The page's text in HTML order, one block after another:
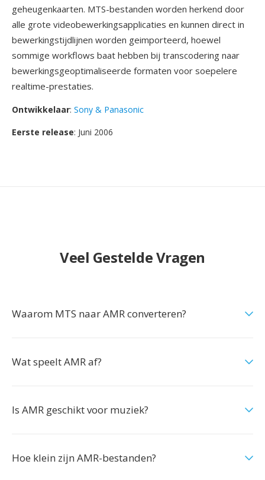
geheugenkaarten. MTS-bestanden worden herkend door
alle grote videobewerkingsapplicaties en kunnen direct in
bewerkingstijdlijnen worden geimporteerd, hoewel
sommige workflows baat hebben bij transcodering naar
bewerkingsgeoptimaliseerde formaten voor soepelere
realtime-prestaties.
Ontwikkelaar: Sony & Panasonic
Eerste release: Juni 2006
Veel Gestelde Vragen
Waarom MTS naar AMR converteren?
Wat speelt AMR af?
Is AMR geschikt voor muziek?
Hoe klein zijn AMR-bestanden?